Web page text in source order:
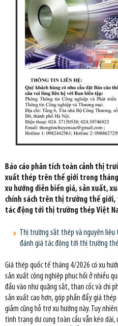
Báo cáo phân tích toàn cảnh thị
xuất thép trên thế giới trong tháng
xu hướng diễn biến giá, sản xuất,
chính sách trên thị trường thế giới,
tác động tới thị trường thép Việt
Thị trường sắt thép và nguyên
đánh giá tác động tới thị trường
Giá thép quốc tế tháng 4/2026 có xu
sản xuất công nghiệp phục hồi ở nhiều
đầu vào như quặng sắt, than cốc và chi
sản xuất cao hơn, góp phần đẩy giá
giảm cũng hỗ trợ xu hướng này. Tuy
tình trạng dư cung toàn cầu vẫn kéo dài,